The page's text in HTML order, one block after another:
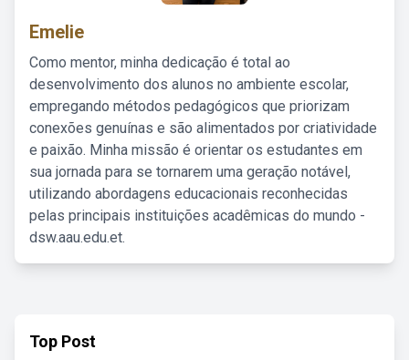
Emelie
Como mentor, minha dedicação é total ao
desenvolvimento dos alunos no ambiente escolar,
empregando métodos pedagógicos que priorizam
conexões genuínas e são alimentados por criatividade
e paixão. Minha missão é orientar os estudantes em
sua jornada para se tornarem uma geração notável,
utilizando abordagens educacionais reconhecidas
pelas principais instituições acadêmicas do mundo -
dsw.aau.edu.et.
Top Post